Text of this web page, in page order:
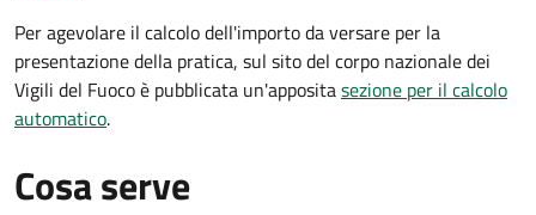
Per agevolare il calcolo dell'importo da versare per la
presentazione della pratica, sul sito del corpo nazionale dei
Vigili del Fuoco è pubblicata un'appositasezione per il calcolo
automatico.
Cosa serve